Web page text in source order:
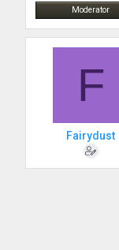
Moderator
F
Fairydust